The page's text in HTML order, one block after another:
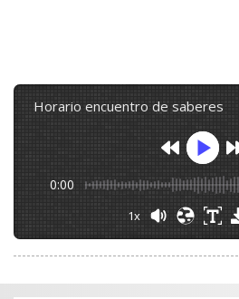
horario encuentro de saberes
0:00
1x